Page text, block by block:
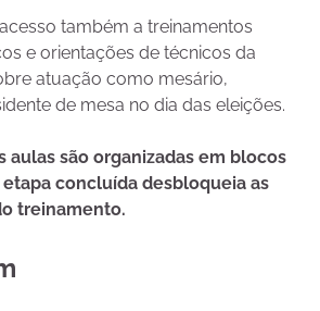
também a treinamentos
e orientações de técnicos da
atuação como mesário,
de mesa no dia das eleições.
aulas são organizadas em blocos
etapa concluída desbloqueia as
treinamento.